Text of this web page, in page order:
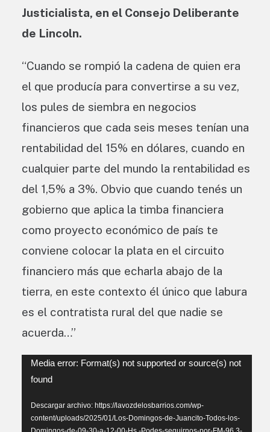
Justicialista, en el Consejo Deliberante
de Lincoln.
“Cuando se rompió la cadena de quien era
el que producía para convertirse a su vez,
los pules de siembra en negocios
financieros que cada seis meses tenían una
rentabilidad del 15% en dólares, cuando en
cualquier parte del mundo la rentabilidad es
del 1,5% a 3%. Obvio que cuando tenés un
gobierno que aplica la timba financiera
como proyecto económico de país te
conviene colocar la plata en el circuito
financiero más que echarla abajo de la
tierra, en este contexto él único que labura
es el contratista rural del que nadie se
acuerda…”
Reproductor
de
vídeo
Media error: Format(s) not supported or source(s) not
found
Descargar archivo: https://lavozdelosbarrios.com/wp-
content/uploads/2025/01/Los-Domingos-de-Juancito-Todos-los-